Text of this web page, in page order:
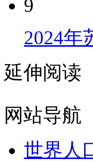
9
2024年
延伸阅读
网站导航
世界人